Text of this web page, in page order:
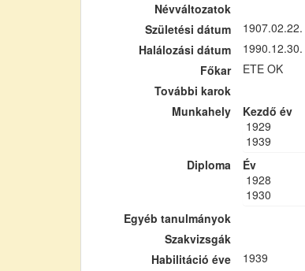
Névváltozatok
Születési dátum
1907.02.22.
Halálozási dátum
1990.12.30.
Főkar
ETE OK
További karok
Munkahely
Kezdő év
1929
1939
Diploma
Év
1928
1930
Egyéb tanulmányok
Szakvizsgák
Habilitáció éve
1939